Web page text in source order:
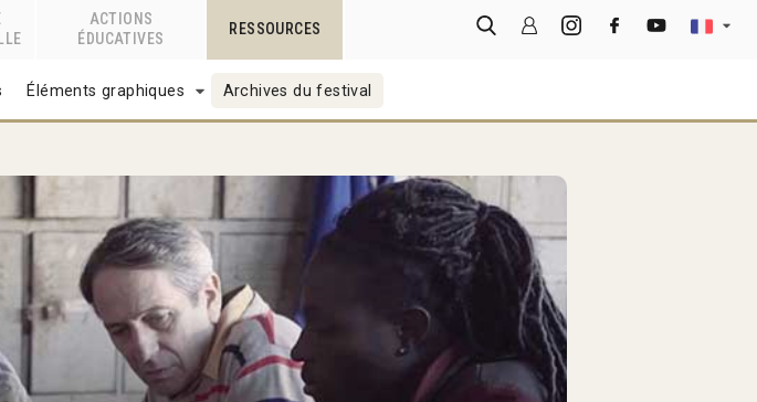
ACTIONS
ÉDUCATIVES
RESSOURCES
Éléments graphiques Archives du festival